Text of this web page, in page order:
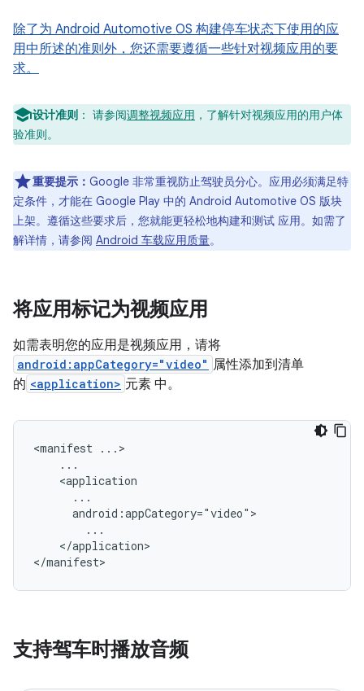
除了为 Android Automotive OS 构建停车状态下使用的应
用中所述的准则外，您还需要遵循一些针对视频应用的要
求。
设计准则 ： 请参阅调整视频应用 ，了解针对视频应用的用户体
验准则。
重要提示： Google 非常重视防止驾驶员分心。应用必须满足特
定条件，才能在 Google Play 中的 Android Automotive OS 版块
上架。遵循这些要求后，您就能更轻松地构建和测试 应用。如需了
解详情，请参阅 Android 车载应用质量。
将应用标记为视频应用
如需表明您的应用是视频应用，请将
android:appCategory="video" 属性添加到清单
的 <application> 元素 中。
<manifest
</application>
支持驾车时播放音频